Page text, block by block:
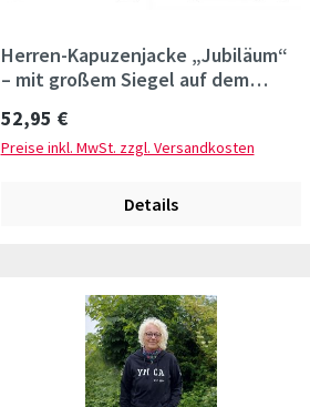
Herren-Kapuzenjacke „Jubiläum“
– mit großem Siegel auf dem
Regulärer Preis:
52,95 €
Preise inkl. MwSt. zzgl. Versandkosten
Details